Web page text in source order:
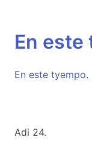
En este
En este tyempo.
Adi 24.